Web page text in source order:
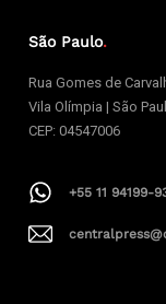
São Paulo.
Rua Gomes de
Vila Olímpia | São
CEP: 04547006
+55 11 94199-